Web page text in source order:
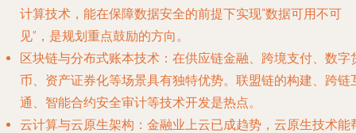
计算技术，能在保障数据安全的前提下实现“数据可用不可
见”，是规划重点鼓励的方向。
区块链与分布式账本技术 ：在供应链金融、跨境支付、数字
币、资产证券化等场景具有独特优势。联盟链的构建、跨链
通、智能合约安全审计等技术开发是热点。
云计算与云原生架构 ：金融业上云已成趋势，云原生技术能